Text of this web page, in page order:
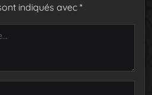
indiqués avec *